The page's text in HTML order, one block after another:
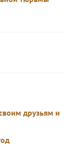
друзьям и